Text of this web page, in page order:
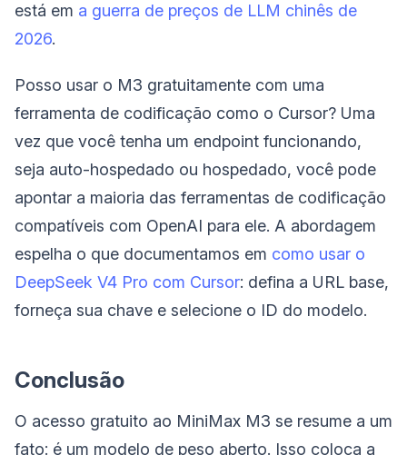
está em a guerra de preços de LLM chinês de
2026.
Posso usar o M3 gratuitamente com uma
ferramenta de codificação como o Cursor? Uma
vez que você tenha um endpoint funcionando,
seja auto-hospedado ou hospedado, você pode
apontar a maioria das ferramentas de codificação
compatíveis com OpenAI para ele. A abordagem
espelha o que documentamos em como usar o
DeepSeek V4 Pro com Cursor: defina a URL base,
forneça sua chave e selecione o ID do modelo.
Conclusão
O acesso gratuito ao MiniMax M3 se resume a um
fato: é um modelo de peso aberto. Isso coloca a